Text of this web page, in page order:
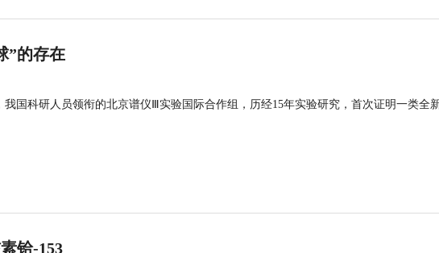
”的存在
国科研人员领衔的北京谱仪Ⅲ实验国际合作组，历经15年实验研究，首次证明一类全
铪-153